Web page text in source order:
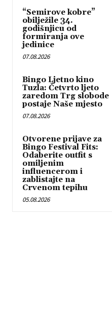
“Semirove kobre”
obilježile 34.
godišnjicu od
formiranja ove
jedinice
07.08.2026
Bingo Ljetno kino
Tuzla: Četvrto ljeto
zaredom Trg slobode
postaje Naše mjesto
07.08.2026
Otvorene prijave za
Bingo Festival Fits:
Odaberite outfit s
omiljenim
influencerom i
zablistajte na
Crvenom tepihu
05.08.2026